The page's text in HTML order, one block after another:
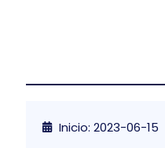
Inicio: 2023-06-15